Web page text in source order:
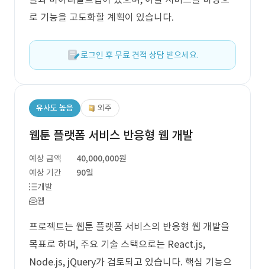
로 기능을 고도화할 계획이 있습니다.
로그인 후 무료 견적 상담 받으세요.
유사도 높음 외주
웹툰 플랫폼 서비스 반응형 웹 개발
예상 금액
40,000,000원
예상 기간
90일
개발
웹
프로젝트는 웹툰 플랫폼 서비스의 반응형 웹 개발을
목표로 하며, 주요 기술 스택으로는 React.js,
Node.js, jQuery가 검토되고 있습니다. 핵심 기능으